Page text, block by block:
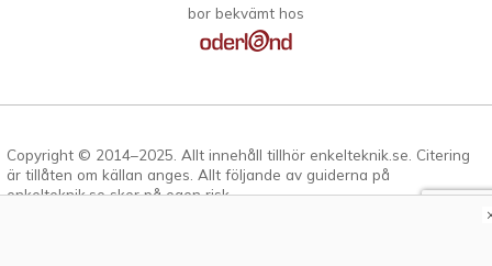
bor bekvämt hos
Copyright © 2014–2025. Allt innehåll tillhör enkelteknik.se. Citering
är tillåten om källan anges. Allt följande av guiderna på
enkelteknik.se sker på egen risk.